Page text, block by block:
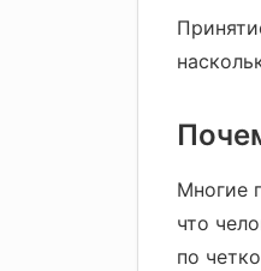
Многие
что
по